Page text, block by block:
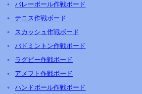
バレーボール作戦ボード
テニス作戦ボード
スカッシュ作戦ボード
バドミントン作戦ボード
ラグビー作戦ボード
アメフト作戦ボード
ハンドボール作戦ボード